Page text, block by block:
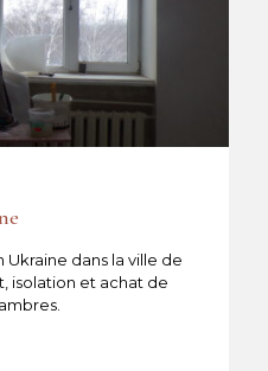
dans la ville de
isolation et achat de